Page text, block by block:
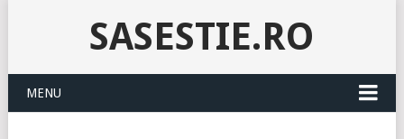
SASESTIE.RO
MENU